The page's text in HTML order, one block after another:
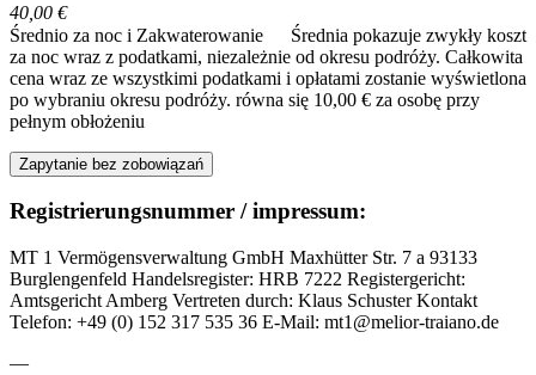
40,00 €
Średnio za noc i Zakwaterowanie
Średnia pokazuje zwykły koszt
za noc wraz z podatkami, niezależnie od okresu podróży. Całkowita
cena wraz ze wszystkimi podatkami i opłatami zostanie wyświetlona
po wybraniu okresu podróży. równa się 10,00 € za osobę przy
pełnym obłożeniu
Zapytanie bez zobowiązań
Registrierungsnummer / impressum:
MT 1 Vermögensverwaltung GmbH Maxhütter Str. 7 a 93133
Burglengenfeld Handelsregister: HRB 7222 Registergericht:
Amtsgericht Amberg Vertreten durch: Klaus Schuster Kontakt
Telefon: +49 (0) 152 317 535 36 E-Mail: mt1@melior-traiano.de
—